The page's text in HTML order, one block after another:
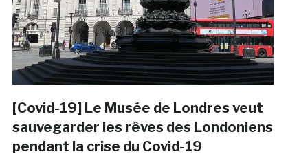
[Covid-19] Le Musée de Londres veut
sauvegarder les rêves des Londoniens
pendant la crise du Covid-19